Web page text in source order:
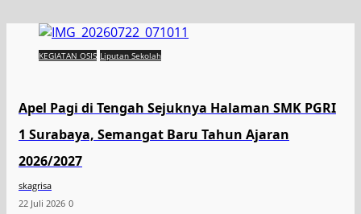
KEGIATAN OSIS Liputan Sekolah
Apel Pagi di Tengah Sejuknya Halaman SMK PGRI
1 Surabaya, Semangat Baru Tahun Ajaran
2026/2027
skagrisa
22 Juli 2026 0